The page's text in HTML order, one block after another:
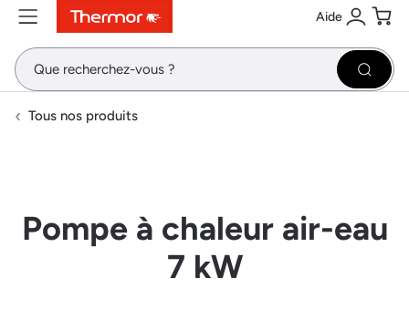
ContenuMenuRecherche Aide
Se
Tous nos produits
Pompe à chaleur air-eau
7 kW